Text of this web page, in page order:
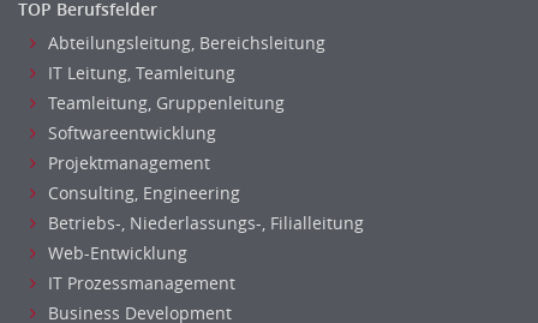
TOP Berufsfelder
Abteilungsleitung, Bereichsleitung
IT Leitung, Teamleitung
Teamleitung, Gruppenleitung
Softwareentwicklung
Projektmanagement
Consulting, Engineering
Betriebs-, Niederlassungs-, Filialleitung
Web-Entwicklung
IT Prozessmanagement
Business Development